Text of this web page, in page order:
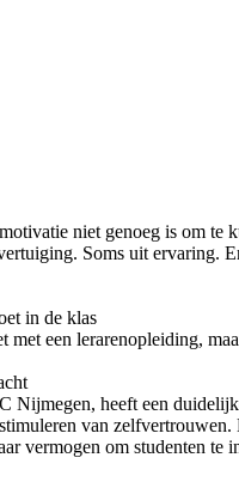
niet genoeg is om te
Soms uit ervaring.
in de klas
met een lerarenopleiding,
Nijmegen, heeft een
van
vermogen om studenten te